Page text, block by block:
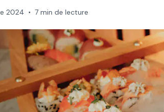
2024 • 7 min de lecture